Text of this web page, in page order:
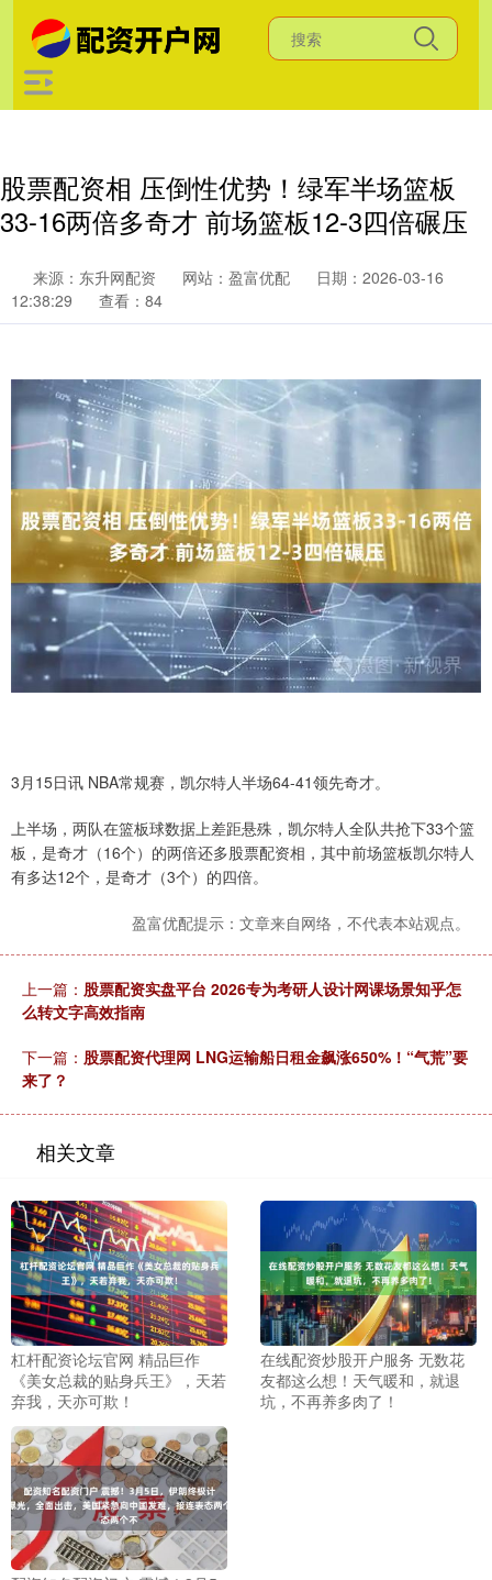
股票配资相 压倒性优势！绿军半场篮板
33-16两倍多奇才 前场篮板12-3四倍碾压
来源：东升网配资 网站：盈富优配
日期：2026-03-16
12:38:29
查看：84
3月15日讯 NBA常规赛，凯尔特人半场64-41领先奇才。
上半场，两队在篮板球数据上差距悬殊，凯尔特人全队共抢下33个篮
板，是奇才（16个）的两倍还多股票配资相，其中前场篮板凯尔特人
有多达12个，是奇才（3个）的四倍。
盈富优配提示：文章来自网络，不代表本站观点。
上一篇： 股票配资实盘平台 2026专为考研人设计网课场景知乎怎
么转文字高效指南
下一篇： 股票配资代理网 LNG运输船日租金飙涨650%！“气荒”要
来了？
相关文章
杠杆配资论坛官网 精品巨作
《美女总裁的贴身兵王》，天若
弃我，天亦可欺！
在线配资炒股开户服务 无数花
友都这么想！天气暖和，就退
坑，不再养多肉了！